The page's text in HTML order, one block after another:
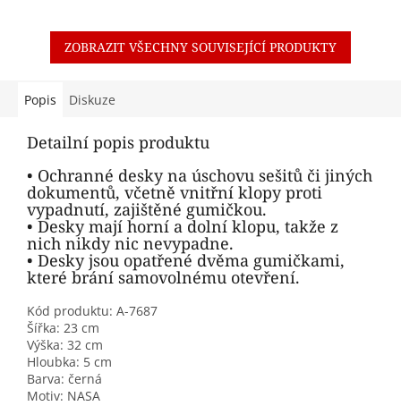
ZOBRAZIT VŠECHNY SOUVISEJÍCÍ PRODUKTY
Popis Diskuze
Detailní popis produktu
• Ochranné desky na úschovu sešitů či jiných
dokumentů, včetně vnitřní klopy proti
vypadnutí, zajištěné gumičkou.
• Desky mají horní a dolní klopu, takže z
nich nikdy nic nevypadne.
• Desky jsou opatřené dvěma gumičkami,
které brání samovolnému otevření.
Kód produktu: A-7687
Šířka: 23 cm
Výška: 32 cm
Hloubka: 5 cm
Barva: černá
Motiv: NASA